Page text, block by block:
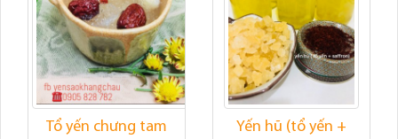
Tổ yến chưng tam
Yến hũ (tổ yến +